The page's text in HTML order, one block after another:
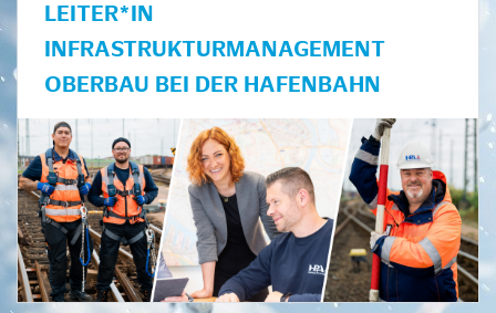
LEITER*IN
INFRASTRUKTURMANAGEMENT
OBERBAU BEI DER HAFENBAHN